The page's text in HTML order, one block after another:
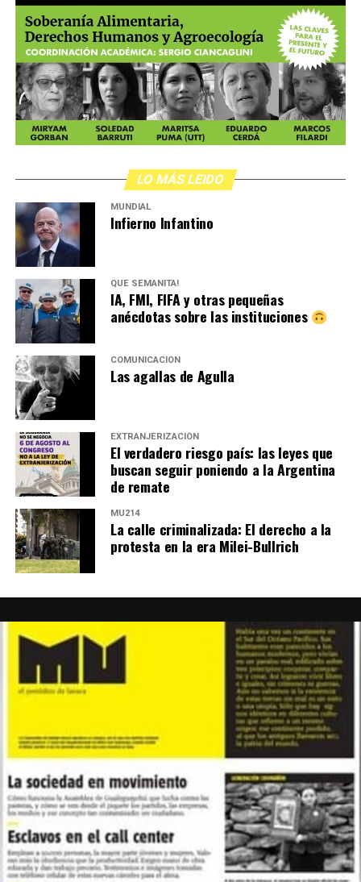
LO MÁS LEIDO
MUNDIAL
Infierno Infantino
QUÉ SEMANITA!
IA, FMI, FIFA y otras pequeñas
anécdotas sobre las instituciones
COMUNICACIÓN
Las agallas de Agulla
EXTRANJERIZACIÓN
El verdadero riesgo país: las leyes que
buscan seguir poniendo a la Argentina
de remate
MU214
La calle criminalizada: El derecho a la
protesta en la era Milei-Bullrich